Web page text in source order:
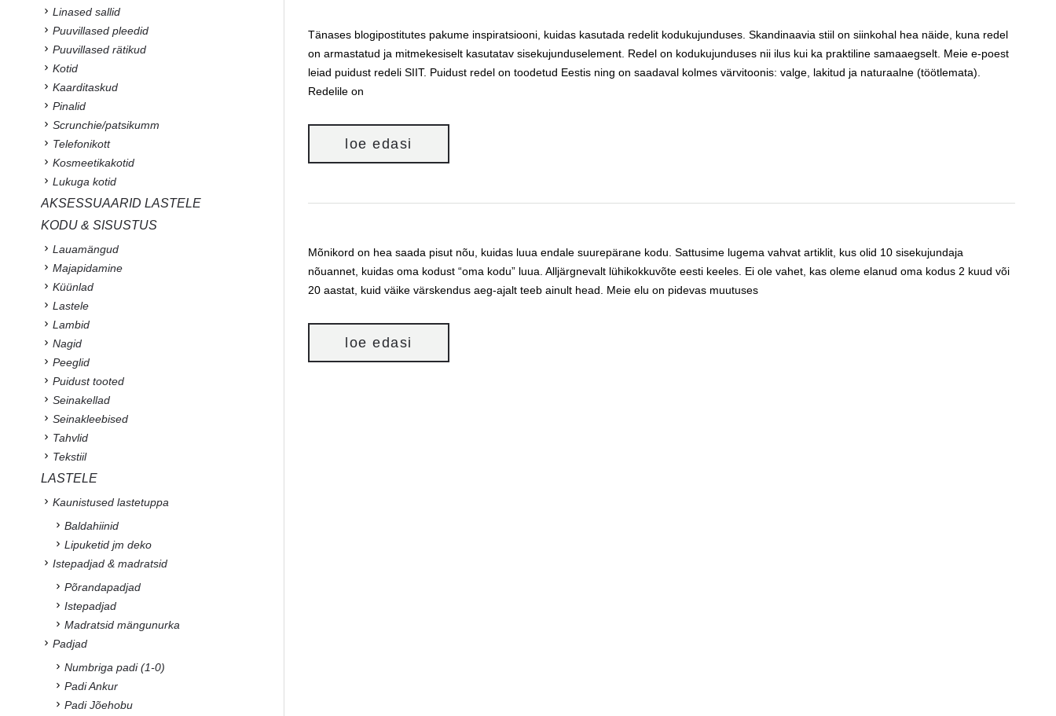
Tänases blogipostitutes pakume inspiratsiooni, kuidas kasutada redelit kodukujunduses. Skandinaavia stiil on siinkohal hea näide, kuna redel
on armastatud ja mitmekesiselt kasutatav sisekujunduselement. Redel on kodukujunduses nii ilus kui ka praktiline samaaegselt. Meie e-poest
leiad puidust redeli SIIT. Puidust redel on toodetud Eestis ning on saadaval kolmes värvitoonis: valge, lakitud ja naturaalne (töötlemata).
Redelile on
loe edasi
Mõnikord on hea saada pisut nõu, kuidas luua endale suurepärane kodu. Sattusime lugema vahvat artiklit, kus olid 10 sisekujundaja
nõuannet, kuidas oma kodust “oma kodu” luua. Alljärgnevalt lühikokkuvõte eesti keeles. Ei ole vahet, kas oleme elanud oma kodus 2 kuud või
20 aastat, kuid väike värskendus aeg-ajalt teeb ainult head. Meie elu on pidevas muutuses
loe edasi
Linased sallid
Puuvillased pleedid
Puuvillased rätikud
Kotid
Kaarditaskud
Pinalid
Scrunchie/patsikumm
Telefonikott
Kosmeetikakotid
Lukuga kotid
AKSESSUAARID LASTELE
KODU & SISUSTUS
Lauamängud
Majapidamine
Küünlad
Lastele
Lambid
Nagid
Peeglid
Puidust tooted
Seinakellad
Seinakleebised
Tahvlid
Tekstiil
LASTELE
Kaunistused lastetuppa
Baldahiinid
Lipuketid jm deko
Istepadjad & madratsid
Põrandapadjad
Istepadjad
Madratsid mängunurka
Padjad
Numbriga padi (1-0)
Padi Ankur
Padi Jõehobu